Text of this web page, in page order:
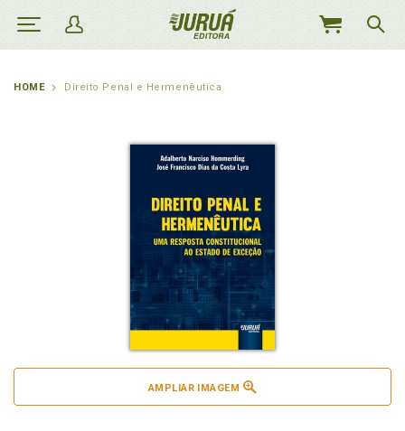
MEU
HOME Direito Penal e Hermenêutica
AMPLIAR IMAGEM